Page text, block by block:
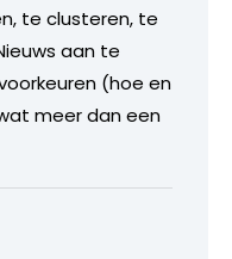
te clusteren, te
aan te
(hoe en
meer dan een